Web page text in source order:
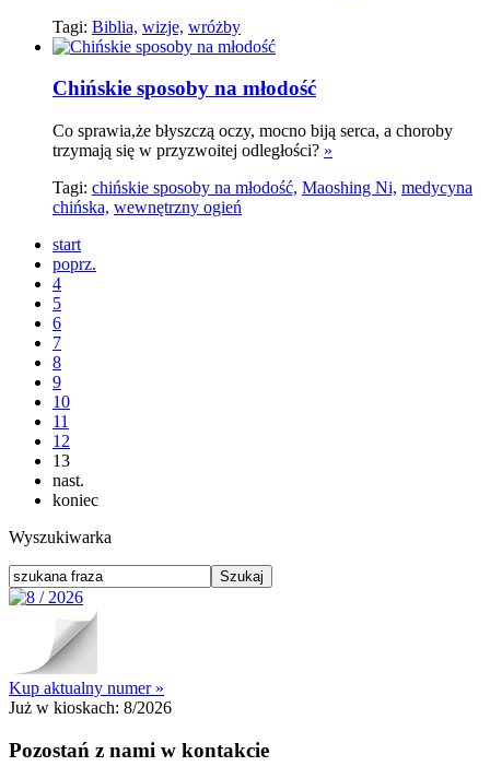
Tagi: Biblia, wizje, wróżby
Chińskie sposoby na młodość
Co sprawia,że błyszczą oczy, mocno biją serca, a choroby
trzymają się w przyzwoitej odległości? »
Tagi: chińskie sposoby na młodość, Maoshing Ni, medycyna
chińska, wewnętrzny ogień
start
poprz.
4
5
6
7
8
9
10
11
12
13
nast.
koniec
Wyszukiwarka
Kup aktualny numer »
Już w kioskach: 8/2026
Pozostań z nami w kontakcie